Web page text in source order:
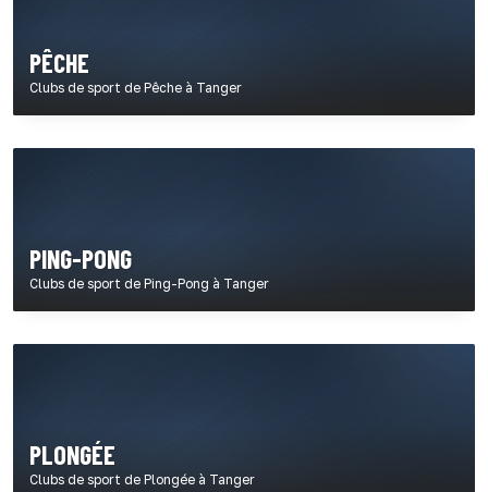
PÊCHE
Clubs de sport de Pêche à Tanger
PING-PONG
Clubs de sport de Ping-Pong à Tanger
PLONGÉE
Clubs de sport de Plongée à Tanger